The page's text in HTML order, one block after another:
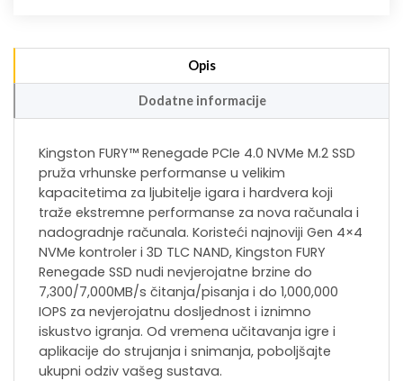
Opis
Dodatne informacije
Kingston FURY™ Renegade PCIe 4.0 NVMe M.2 SSD
pruža vrhunske performanse u velikim
kapacitetima za ljubitelje igara i hardvera koji
traže ekstremne performanse za nova računala i
nadogradnje računala. Koristeći najnoviji Gen 4×4
NVMe kontroler i 3D TLC NAND, Kingston FURY
Renegade SSD nudi nevjerojatne brzine do
7,300/7,000MB/s čitanja/pisanja i do 1,000,000
IOPS za nevjerojatnu dosljednost i iznimno
iskustvo igranja. Od vremena učitavanja igre i
aplikacije do strujanja i snimanja, poboljšajte
ukupni odziv vašeg sustava.